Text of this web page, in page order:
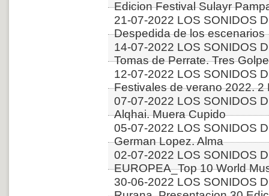
Edicion Festival Sulayr
21-07-2022 LOS SONIDOS
Despedida de los escenarios
14-07-2022 LOS SONIDOS
Tomas de Perrate. Tres
12-07-2022 LOS SONIDOS
Festivales de verano 2022.
07-07-2022 LOS SONIDOS
Alqhai. Muera Cupido
05-07-2022 LOS SONIDOS
German Lopez. Alma
02-07-2022 LOS SONIDOS
EUROPEA_Top 10 World
30-06-2022 LOS SONIDOS